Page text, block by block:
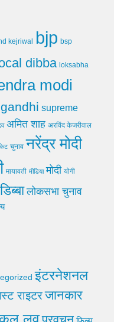
kejriwal bjp bsp
dibba loksabha
modi
supreme
अमित शाह अरविंद केजरीवाल
चुनाव नरेंद्र मोदी
मायावती मीडिया मोदी योगी
लोकसभा चुनाव
इंटरनेशनल
राइटरजानकार
लव